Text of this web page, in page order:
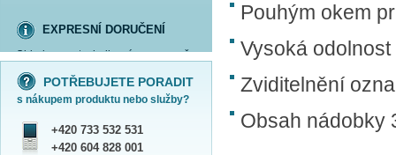
více informací »
EXPRESNÍ DORUČENÍ
Objednanou techniku vám expresně
Praha - DNES
ČR - ZÍTRA DO 17 HODIN
Dále zasíláme zboží Obchodním
balíkem České pošty nebo přepravní
službou PPL.
více informací »
více informací »
více informací »
POTŘEBUJETE PORADIT
s nákupem produktu nebo služby?
+420 733 532 531
+420 604 828 001
Pouhým okem
Vysoká
Zviditelnění
Obsah nádobky